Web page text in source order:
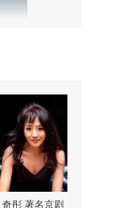
奇彤 著名京剧